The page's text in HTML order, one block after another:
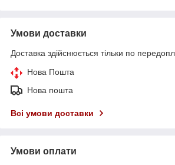
Умови доставки
Доставка здійснюється тільки по
Нова Пошта
Нова пошта
Всі умови доставки
Умови оплати